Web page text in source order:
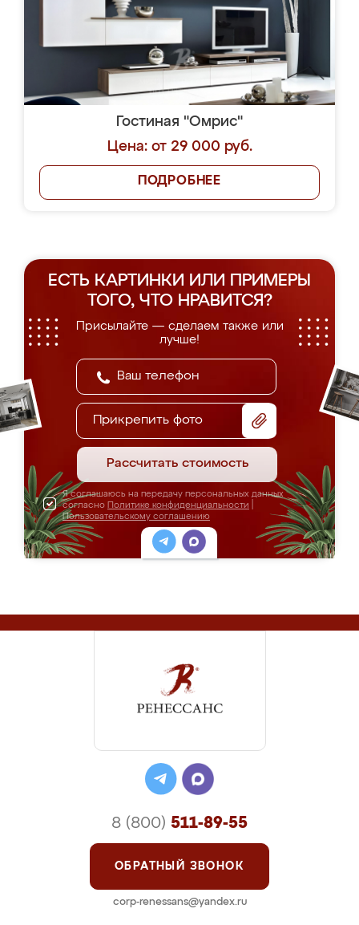
Гостиная "Омрис"
Цена: от 29 000 руб.
ПОДРОБНЕЕ
ЕСТЬ КАРТИНКИ ИЛИ ПРИМЕРЫ
ТОГО, ЧТО НРАВИТСЯ?
Присылайте — сделаем также или
лучше!
Прикрепить фото
Рассчитать стоимость
Я соглашаюсь на передачу персональных данных
согласно Политике конфиденциальности
Пользовательскому соглашению
8 (800) 511-89-55
ОБРАТНЫЙ ЗВОНОК
corp-renessans@yandex.ru